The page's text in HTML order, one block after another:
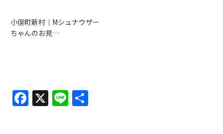
小俣町新村｜Mシュナウザー
ちゃんのお見…
F X Li